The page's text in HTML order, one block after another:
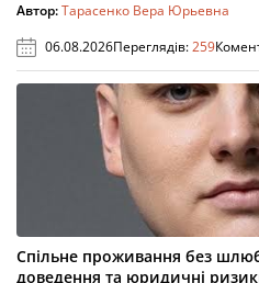
Автор:Тарасенко Вера Юрьевна
06.08.2026Переглядів:259
Спільне проживання без
доведення та юридичні